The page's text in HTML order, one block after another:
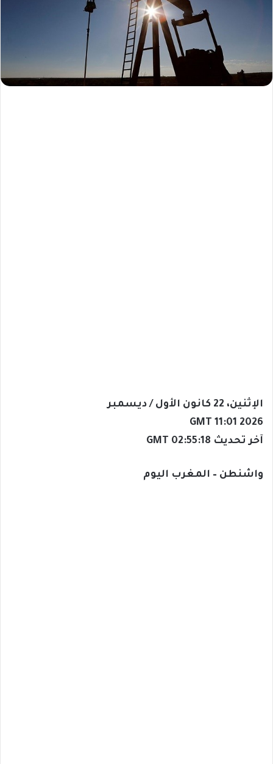
الإثنين، 22 كانون الأول / ديسمبر
GMT 11:01 2026
آخر تحديث 02:55:18 GMT
واشنطن – المغرب اليوم